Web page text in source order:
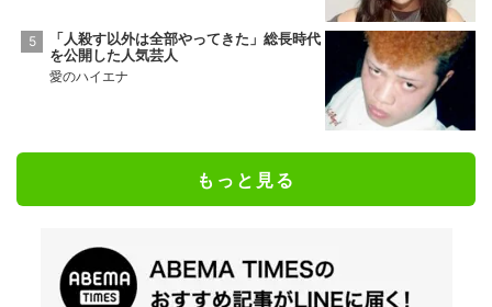
「人殺す以外は全部やってきた」総長時代
を公開した人気芸人
愛のハイエナ
もっと見る